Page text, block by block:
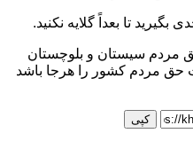
تا بعداً گلایه نکنید.
مردم سیستان و بلوچستان
مردم کشور را هرجا باشد
کپی